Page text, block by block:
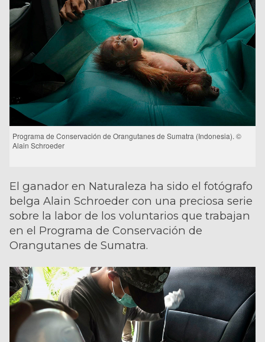
Programa de Conservación de Orangutanes de Sumatra (Indonesia). ©
Alain Schroeder
El ganador en Naturaleza ha sido el fotógrafo
belga Alain Schroeder con una preciosa serie
sobre la labor de los voluntarios que trabajan
en el Programa de Conservación de
Orangutanes de Sumatra.